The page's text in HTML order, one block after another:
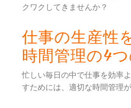
クワクしてきませんか？
仕事の生産性
時間管理の4
忙しい毎日の中で仕事を効率
すためには、適切な時間管理が